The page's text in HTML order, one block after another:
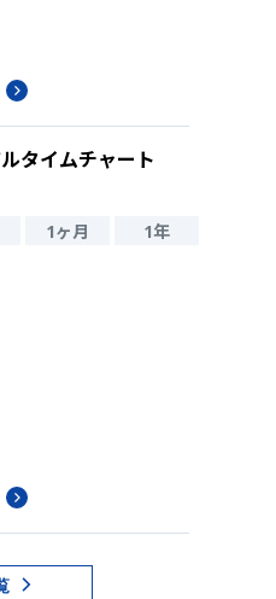
タイムチャート
1ヶ月 1年